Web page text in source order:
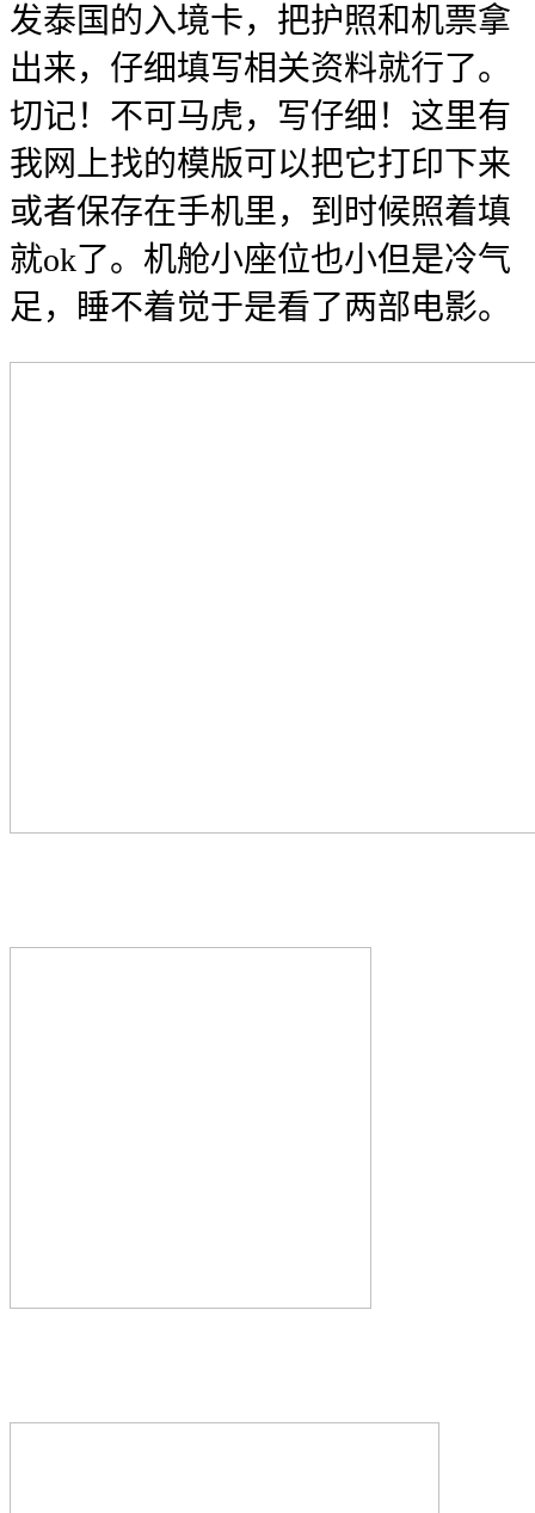
发泰国的入境卡，把护照和机票拿
出来，仔细填写相关资料就行了。
切记！不可马虎，写仔细！这里有
我网上找的模版可以把它打印下来
或者保存在手机里，到时候照着填
就ok了。机舱小座位也小但是冷气
足，睡不着觉于是看了两部电影。